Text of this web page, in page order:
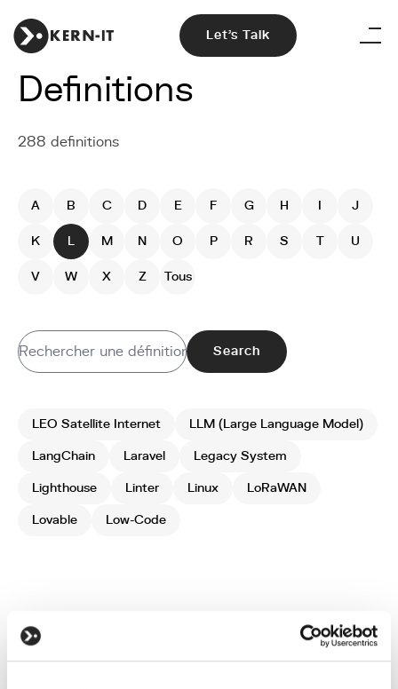
Let's Talk
Definitions
288 definitions
A B C D E F G H I J
K L M N O P R S T U
V W X Z Tous
Search
LEO Satellite Internet LLM (Large Language Model)
LangChain Laravel Legacy System
Lighthouse Linter Linux LoRaWAN
Lovable Low-Code